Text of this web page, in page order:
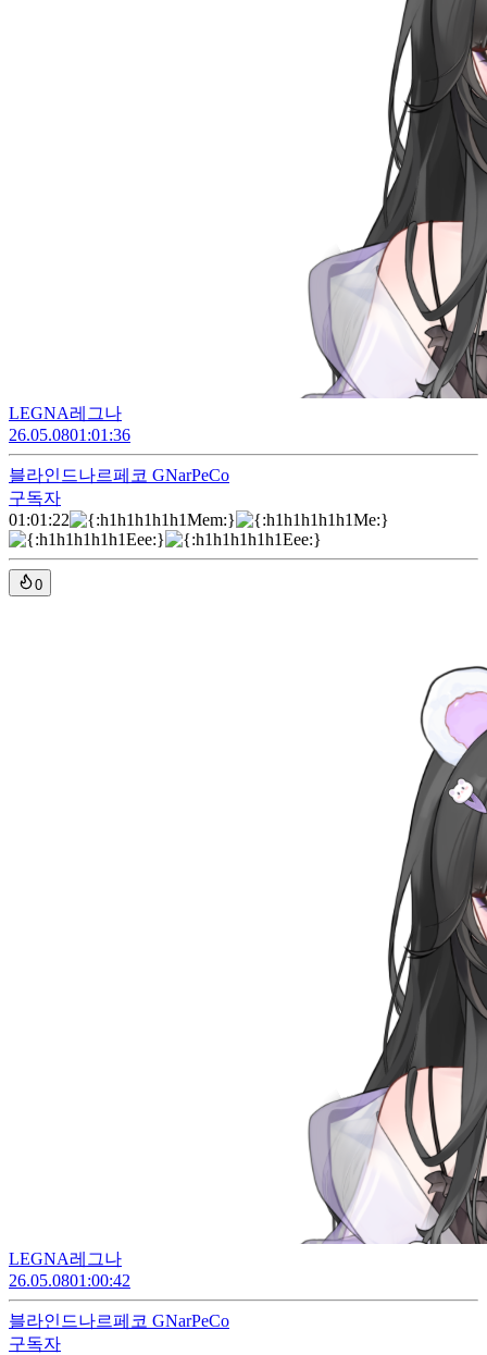
LEGNA레그나
26.05.0801:01:36
블라인드나르페코 GNarPeCo
구독자
01:01:22
0
LEGNA레그나
26.05.0801:00:42
블라인드나르페코 GNarPeCo
구독자